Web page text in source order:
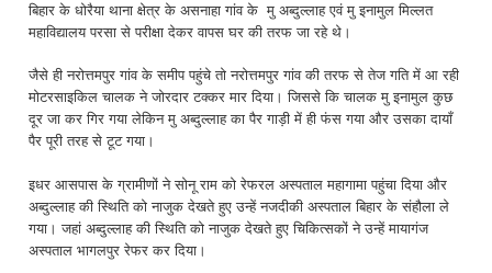
बिहार के धोरैया थाना क्षेत्र के असनाहा गांव के मु अब्दुल्लाह एवं मु इनामुल मिल्लत
महाविद्यालय परसा से परीक्षा देकर वापस घर की तरफ जा रहे थे।
जैसे ही नरोत्तमपुर गांव के समीप पहुंचे तो नरोत्तमपुर गांव की तरफ से तेज गति में आ रही
मोटरसाइकिल चालक ने जोरदार टक्कर मार दिया। जिससे कि चालक मु इनामुल कुछ
दूर जा कर गिर गया लेकिन मु अब्दुल्लाह का पैर गाड़ी में ही फंस गया और उसका दायाँ
पैर पूरी तरह से टूट गया।
इधर आसपास के ग्रामीणों ने सोनू राम को रेफरल अस्पताल महागामा पहुंचा दिया और
अब्दुल्लाह की स्थिति को नाजुक देखते हुए उन्हें नजदीकी अस्पताल बिहार के संहौला ले
गया। जहां अब्दुल्लाह की स्थिति को नाजुक देखते हुए चिकित्सकों ने उन्हें मायागंज
अस्पताल भागलपुर रेफर कर दिया।